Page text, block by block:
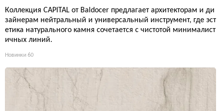
Коллекция CAPITAL от Baldocer предлагает архитекторам и ди
зайнерам нейтральный и универсальный инструмент, где эст
етика натурального камня сочетается с чистотой минималист
ичных линий.
Новинки 60